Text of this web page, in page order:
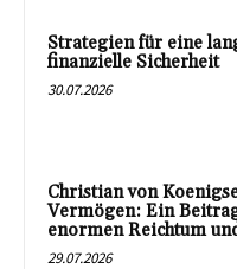
Strategien für eine
finanzielle Sicherheit
30.07.2026
Christian von
Vermögen: Ein
enormen Reichtum
29.07.2026